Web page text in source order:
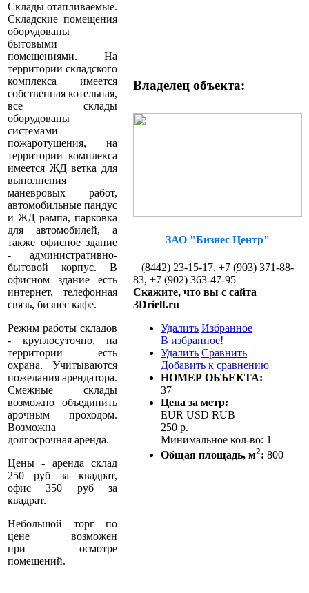
Склады отапливаемые.
Складские помещения
оборудованы
бытовыми
помещениями. На
территории складского
комплекса имеется
собственная котельная,
все склады
оборудованы
системами
пожаротушения, на
территории комплекса
имеется ЖД ветка для
выполнения
маневровых работ,
автомобильные пандус
и ЖД рампа, парковка
для автомобилей, а
также офисное здание
- административно-
бытовой корпус. В
офисном здание есть
интернет, телефонная
связь, бизнес кафе.
Режим работы складов
- круглосуточно, на
территории есть
охрана. Учитываются
пожелания арендатора.
Смежные склады
возможно объединить
арочным проходом.
Возможна
долгосрочная аренда.
Цены - аренда склад
250 руб за квадрат,
офис 350 руб за
квадрат.
Небольшой торг по
цене возможен
при осмотре
помещений.
Владелец объекта:
ЗАО "Бизнес Центр"
(8442) 23-15-17, +7 (903) 371-88-
83, +7 (902) 363-47-95
Скажите, что вы с сайта
3Drielt.ru
Удалить Избранное
В избранное!
Удалить Сравнить
Добавить к сравнению
НОМЕР ОБЪЕКТА:
37
Цена за метр:
EUR USD RUB
250 р.
Минимальное кол-во: 1
Общая площадь, м2: 800